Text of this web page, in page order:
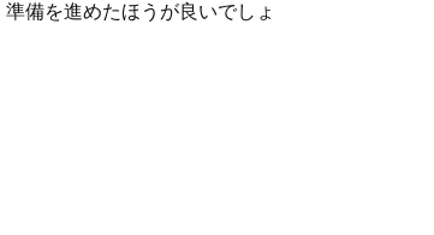
備を進めたほうが良いでしょ